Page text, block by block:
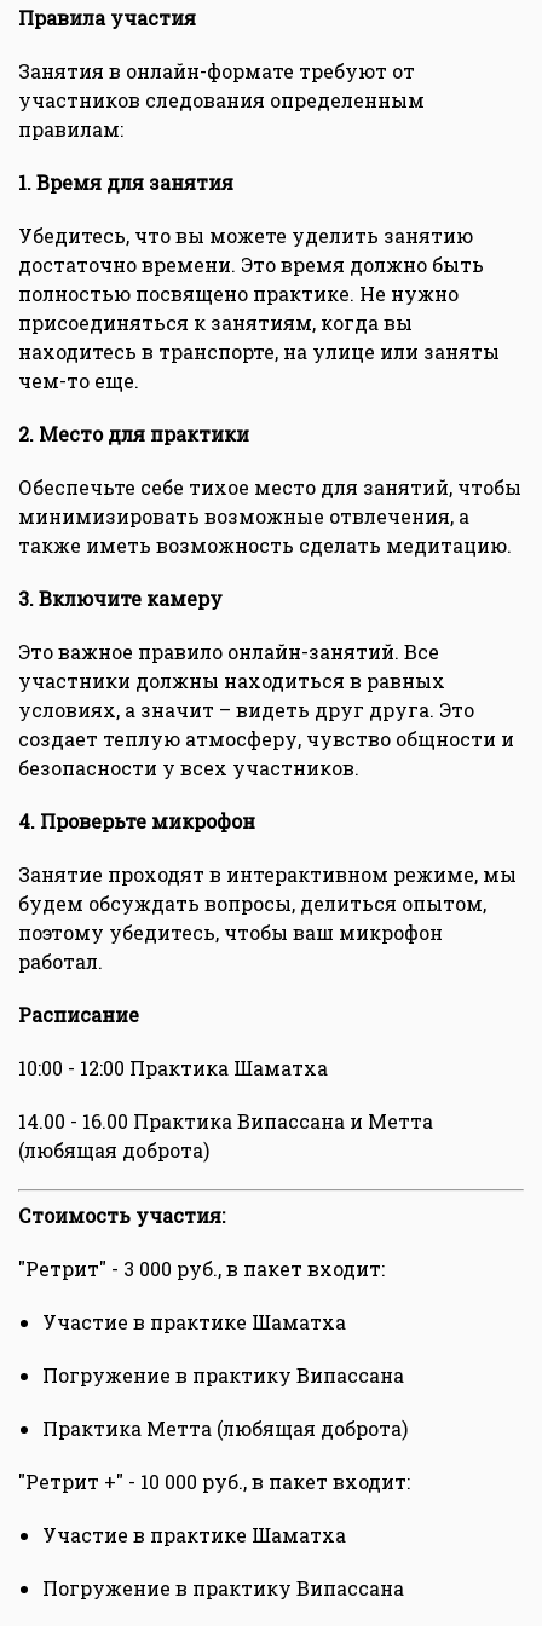
Правила участия
Занятия в онлайн-формате требуют от
участников следования определенным
правилам:
1. Время для занятия
Убедитесь, что вы можете уделить занятию
достаточно времени. Это время должно быть
полностью посвящено практике. Не нужно
присоединяться к занятиям, когда вы
находитесь в транспорте, на улице или заняты
чем-то еще.
2. Место для практики
Обеспечьте себе тихое место для занятий, чтобы
минимизировать возможные отвлечения, а
также иметь возможность сделать медитацию.
3. Включите камеру
Это важное правило онлайн-занятий. Все
участники должны находиться в равных
условиях, а значит – видеть друг друга. Это
создает теплую атмосферу, чувство общности и
безопасности у всех участников.
4. Проверьте микрофон
Занятие проходят в интерактивном режиме, мы
будем обсуждать вопросы, делиться опытом,
поэтому убедитесь, чтобы ваш микрофон
работал.
Расписание
10:00 - 12:00 Практика Шаматха
14.00 - 16.00 Практика Випассана и Метта
(любящая доброта)
Стоимость участия:
"Ретрит" - 3 000 руб., в пакет входит:
Участие в практике Шаматха
Погружение в практику Випассана
Практика Метта (любящая доброта)
"Ретрит +" - 10 000 руб., в пакет входит:
Участие в практике Шаматха
Погружение в практику Випассана